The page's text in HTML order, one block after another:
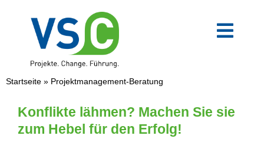
springen
VSC-Team
Mittelstand
Startseite » Projektmanagement-Beratung
Konflikte lähmen? Machen Sie sie
zum Hebel für den Erfolg!